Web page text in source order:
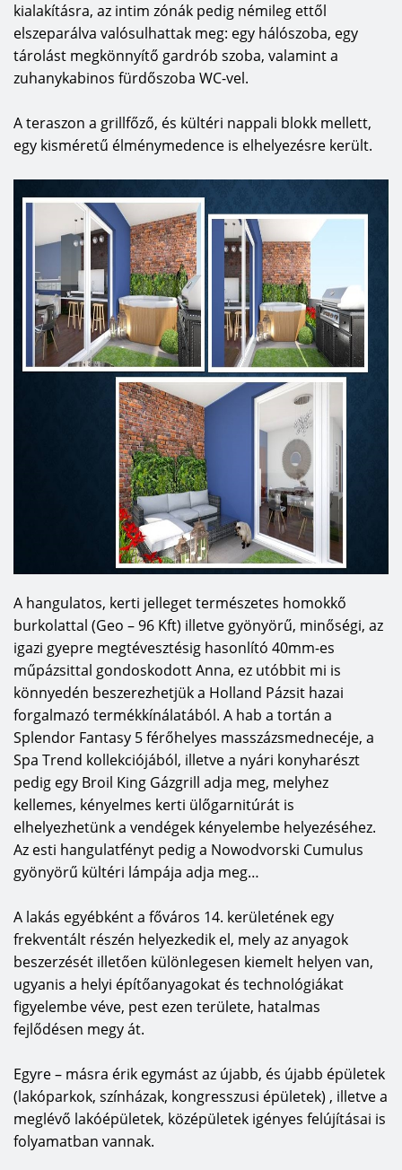
kialakításra, az intim zónák pedig némileg ettől
elszeparálva valósulhattak meg: egy hálószoba, egy
tárolást megkönnyítő gardrób szoba, valamint a
zuhanykabinos fürdőszoba WC-vel.
A teraszon a grillfőző, és kültéri nappali blokk mellett,
egy kisméretű élménymedence is elhelyezésre került.
A hangulatos, kerti jelleget természetes homokkő
burkolattal (Geo – 96 Kft) illetve gyönyörű, minőségi, az
igazi gyepre megtévesztésig hasonlító 40mm-es
műpázsittal gondoskodott Anna, ez utóbbit mi is
könnyedén beszerezhetjük a Holland Pázsit hazai
forgalmazó termékkínálatából. A hab a tortán a
Splendor Fantasy 5 férőhelyes masszázsmednecéje, a
Spa Trend kollekciójából, illetve a nyári konyharészt
pedig egy Broil King Gázgrill adja meg, melyhez
kellemes, kényelmes kerti ülőgarnitúrát is
elhelyezhetünk a vendégek kényelembe helyezéséhez.
Az esti hangulatfényt pedig a Nowodvorski Cumulus
gyönyörű kültéri lámpája adja meg…
A lakás egyébként a főváros 14. kerületének egy
frekventált részén helyezkedik el, mely az anyagok
beszerzését illetően különlegesen kiemelt helyen van,
ugyanis a helyi építőanyagokat és technológiákat
figyelembe véve, pest ezen területe, hatalmas
fejlődésen megy át.
Egyre – másra érik egymást az újabb, és újabb épületek
(lakóparkok, színházak, kongresszusi épületek) , illetve a
meglévő lakóépületek, középületek igényes felújításai is
folyamatban vannak.